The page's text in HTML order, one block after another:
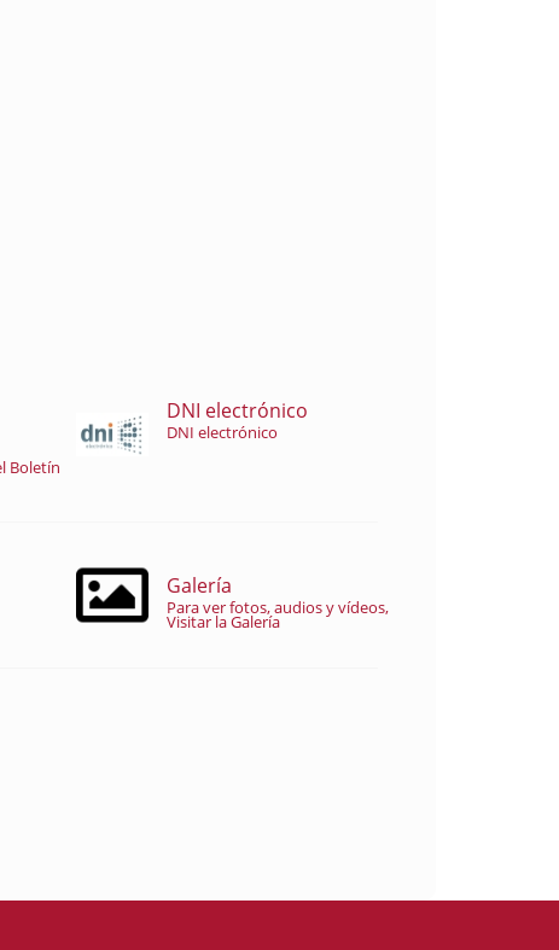
Boletín
DNI electrónico
DNI electrónico
Galería
Para ver fotos, audios y vídeos,
Visitar la Galería